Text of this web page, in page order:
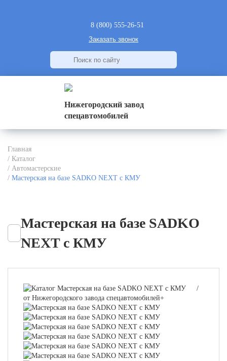
8 (800) 555-26-51
Заказать звонок
Нижегородский завод
спецавтомобилей
Главная
/ Каталог
/ Автомастерские
/ Мастерская на базе SADKO NEXT c КМУ
Мастерская на базе SADKO
NEXT c КМУ
/